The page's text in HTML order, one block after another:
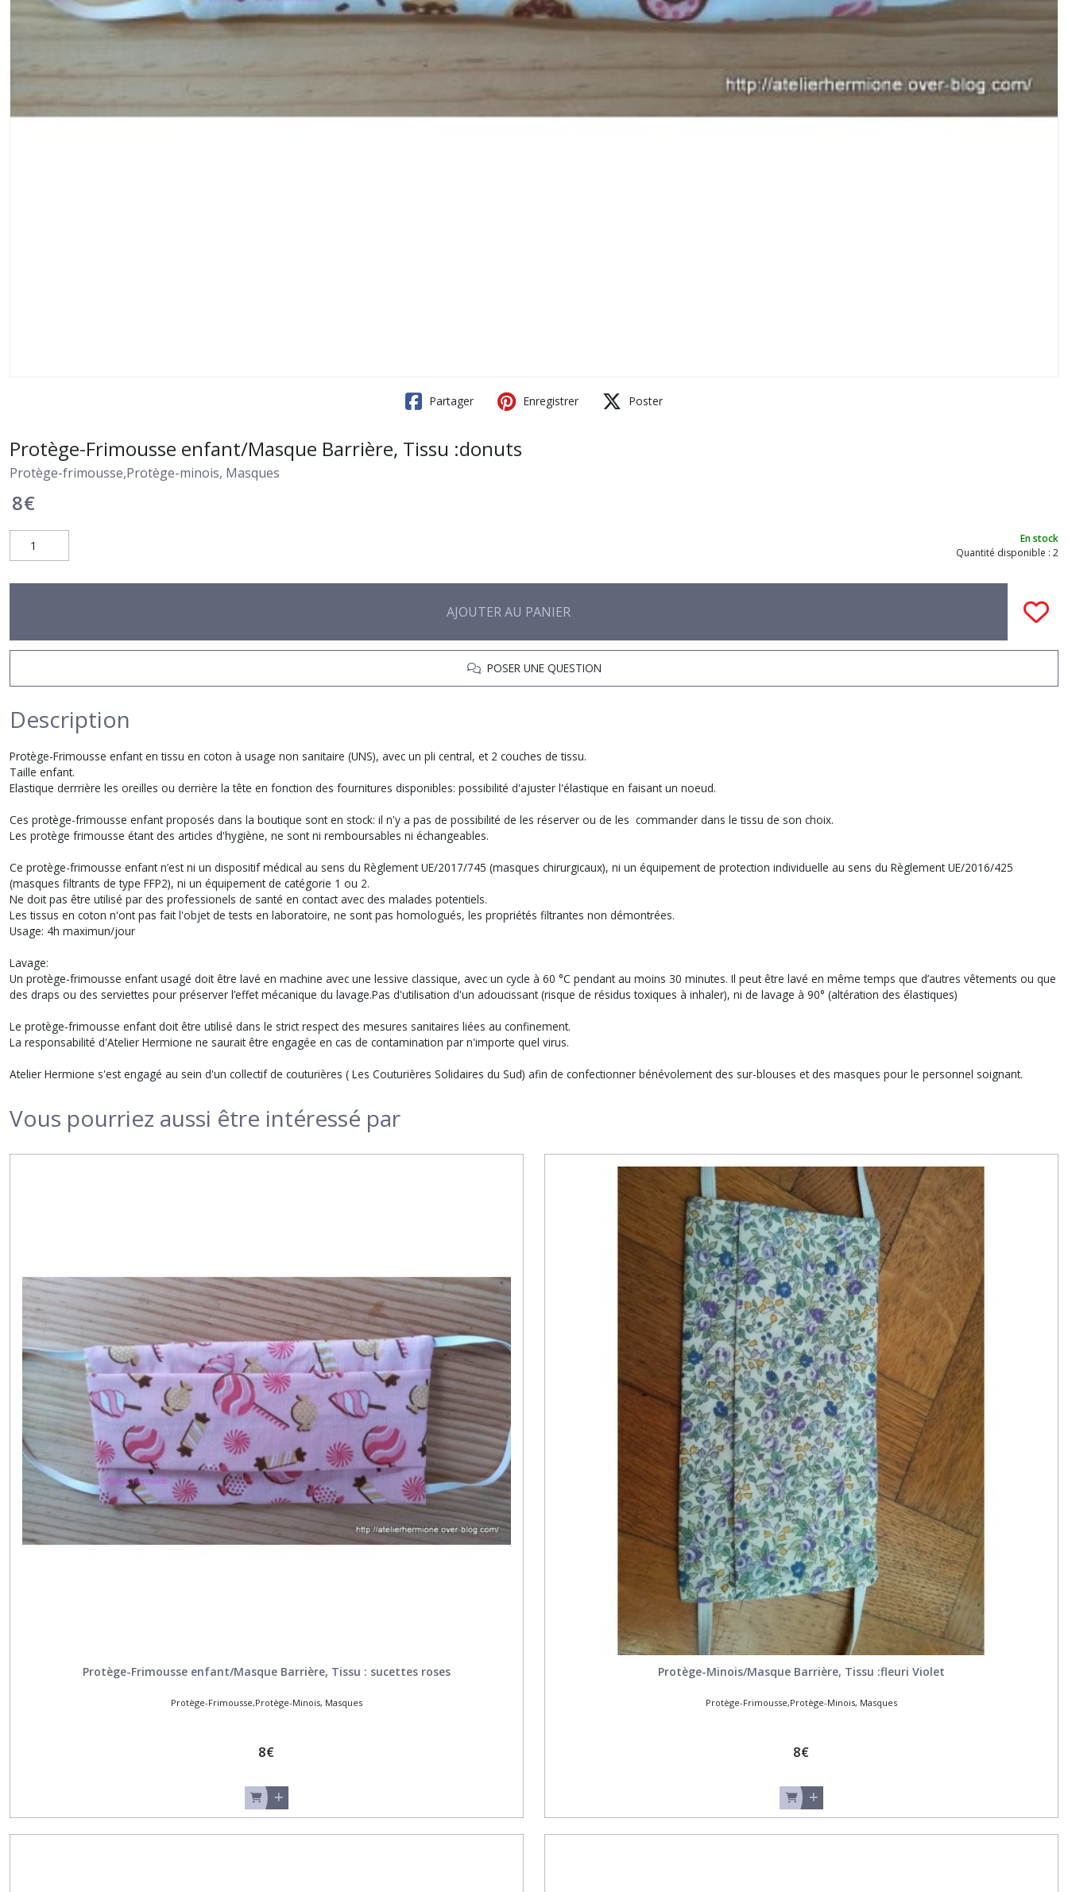
Partager Enregistrer Poster
Protège-Frimousse enfant/Masque Barrière, Tissu :donuts
Protège-frimousse,Protège-minois, Masques
8€
En stock
Quantité disponible : 2
AJOUTER AU PANIER
POSER UNE QUESTION
Description
Protège-Frimousse enfant en tissu en coton à usage non sanitaire (UNS), avec un pli central, et 2 couches de tissu.
Taille enfant.
Elastique derrrière les oreilles ou derrière la tête en fonction des fournitures disponibles: possibilité d'ajuster l'élastique en faisant un noeud.
Ces protège-frimousse enfant proposés dans la boutique sont en stock: il n'y a pas de possibilité de les réserver ou de les commander dans le tissu de son choix.
Les protège frimousse étant des articles d'hygiène, ne sont ni remboursables ni échangeables.
Ce protège-frimousse enfant n’est ni un dispositif médical au sens du Règlement UE/2017/745 (masques chirurgicaux), ni un équipement de protection individuelle au sens du Règlement UE/2016/425
(masques filtrants de type FFP2), ni un équipement de catégorie 1 ou 2.
Ne doit pas être utilisé par des professionels de santé en contact avec des malades potentiels.
Les tissus en coton n'ont pas fait l'objet de tests en laboratoire, ne sont pas homologués, les propriétés filtrantes non démontrées.
Usage: 4h maximun/jour
Lavage:
Un protège-frimousse enfant usagé doit être lavé en machine avec une lessive classique, avec un cycle à 60 °C pendant au moins 30 minutes. Il peut être lavé en même temps que d’autres vêtements ou que
des draps ou des serviettes pour préserver l’effet mécanique du lavage.Pas d'utilisation d'un adoucissant (risque de résidus toxiques à inhaler), ni de lavage à 90° (altération des élastiques)
Le protège-frimousse enfant doit être utilisé dans le strict respect des mesures sanitaires liées au confinement.
La responsabilité d'Atelier Hermione ne saurait être engagée en cas de contamination par n'importe quel virus.
Atelier Hermione s'est engagé au sein d'un collectif de couturières ( Les Couturières Solidaires du Sud) afin de confectionner bénévolement des sur-blouses et des masques pour le personnel soignant.
Vous pourriez aussi être intéressé par
Protège-Frimousse enfant/Masque Barrière, Tissu : sucettes roses
Protège-Frimousse,Protège-Minois, Masques
8€
Protège-Minois/Masque Barrière, Tissu :fleuri Violet
Protège-Frimousse,Protège-Minois, Masques
8€